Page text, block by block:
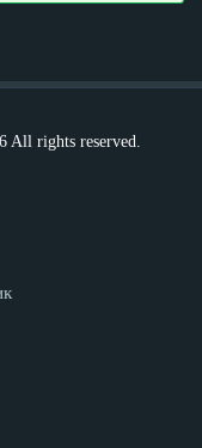
All rights reserved.